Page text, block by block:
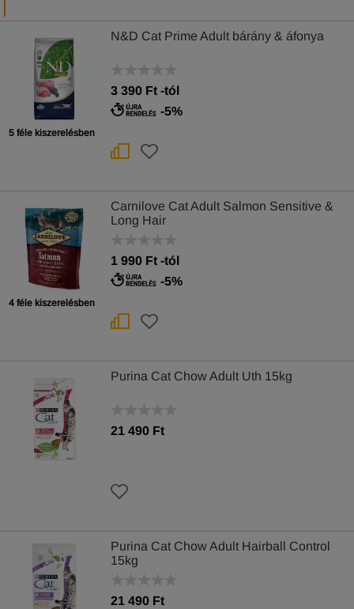
5 féle kiszerelésben
N&D Cat Prime Adult bárány & áfonya
3 390 Ft -tól
-5%
4 féle kiszerelésben
Carnilove Cat Adult Salmon Sensitive &
Long Hair
1 990 Ft -tól
-5%
Purina Cat Chow Adult Uth 15kg
21 490 Ft
Purina Cat Chow Adult Hairball Control
15kg
21 490 Ft